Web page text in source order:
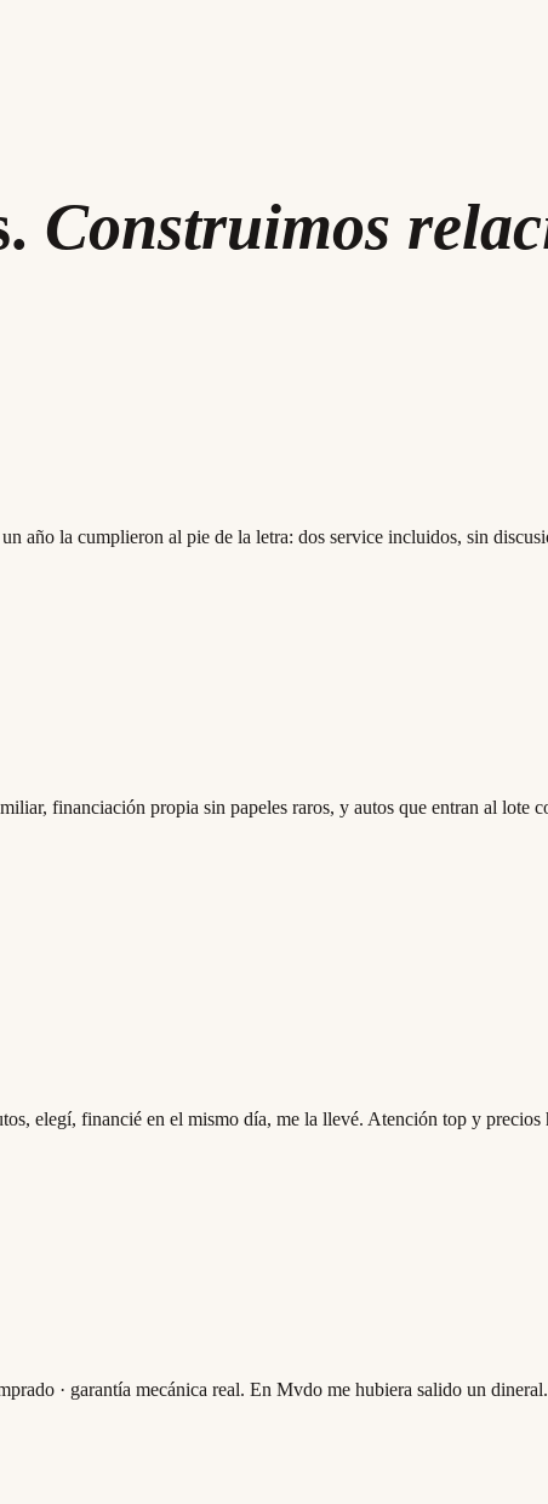
Construimos
año la cumplieron al pie de la letra: dos service incluidos, sin
financiación propia sin papeles raros, y autos que entran al lote
elegí, financié en el mismo día, me la llevé. Atención top y precios
· garantía mecánica real. En Mvdo me hubiera salido un dineral.